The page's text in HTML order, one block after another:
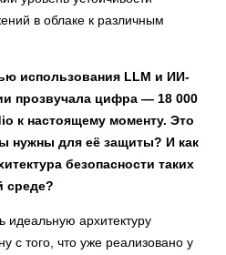
в облаке к различным
использования LLM и ИИ-
прозвучала цифра — 18 000
к настоящему моменту. Это
нужны для её защиты? И как
безопасности таких
среде?
идеальную архитектуру
с того, что уже реализовано у